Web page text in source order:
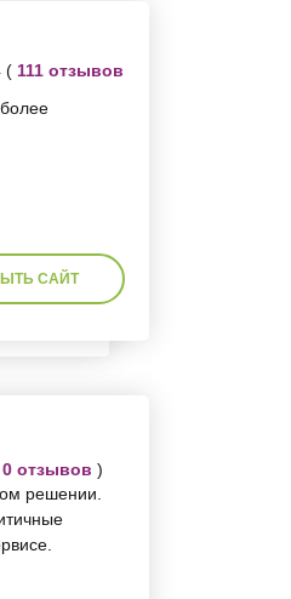
( 111 отзывов
САЙТ
0 отзывов )
решении.